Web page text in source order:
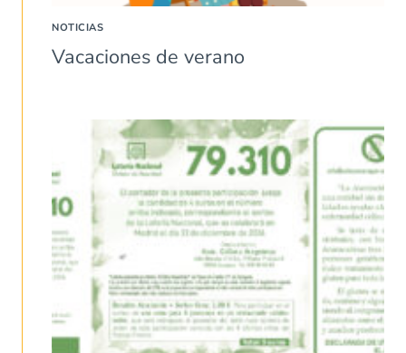
NOTICIAS
Vacaciones de verano